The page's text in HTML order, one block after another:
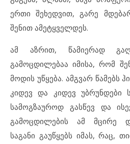
ერთი შეხედვით, გარე
შენით ამეტყველდეს.
ამ აზრით, წამიერად
გამოცდილებაა იმისა, რომ
მოდის უწყება. ამგვარ წამებს
კიდევ და კიდევ უბრუნდები
სამოგზაუროდ გასწევ და
გამოცდილების ამ მცირე
საგანი გაუწყებს იმას, რაც,